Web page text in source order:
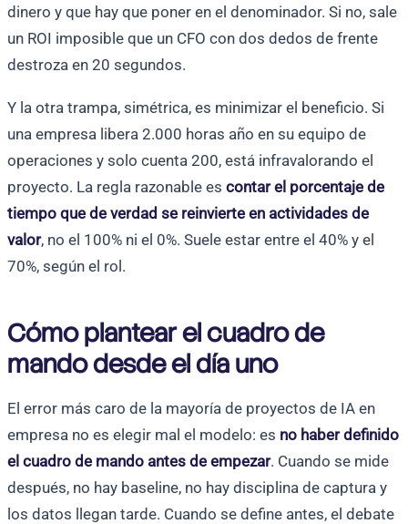
dinero y que hay que poner en el denominador. Si no, sale
un ROI imposible que un CFO con dos dedos de frente
destroza en 20 segundos.
Y la otra trampa, simétrica, es minimizar el beneficio. Si
una empresa libera 2.000 horas año en su equipo de
operaciones y solo cuenta 200, está infravalorando el
proyecto. La regla razonable es contar el porcentaje de
tiempo que de verdad se reinvierte en actividades de
valor, no el 100% ni el 0%. Suele estar entre el 40% y el
70%, según el rol.
Cómo plantear el cuadro de
mando desde el día uno
El error más caro de la mayoría de proyectos de IA en
empresa no es elegir mal el modelo: es no haber definido
el cuadro de mando antes de empezar. Cuando se mide
después, no hay baseline, no hay disciplina de captura y
los datos llegan tarde. Cuando se define antes, el debate